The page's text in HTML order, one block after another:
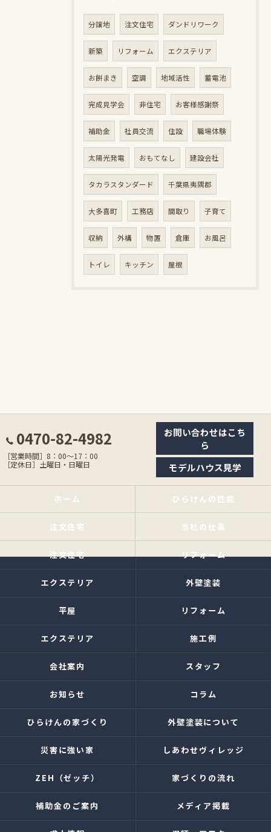
分譲地 注文住宅 ダンドリワーク
新築 リフォーム エクステリア
お餅まき 空調 地域活性 蓄電池
完成見学会 非住宅 お客様感謝祭
補助金 社員交流 住設 職場体験
太陽光発電 おもてなし 建設会社
タカラスタンダード 千葉県夷隅郡
大多喜町 工務店 間取り 子育て
収納 外構 物置 倉庫 お風呂
トイレ キッチン 屋根
0470-82-4982
［営業時間］8：00〜17：00
［定休日］土曜日・日曜日
お問い合わせはこち
ら
モデルハウス見学
ホーム ひらけんの性能
注文住宅 当社の仕事
注文住宅 リフォーム
エクステリア 外壁塗装
平屋 リフォーム
エクステリア 施工例
会社案内 スタッフ
お知らせ コラム
ひらけんの家づくり 外壁塗装について
災害に強い家 しあわせヴィレッジ
ZEH（ゼッチ） 家づくりの流れ
補助金のご案内 メディア掲載